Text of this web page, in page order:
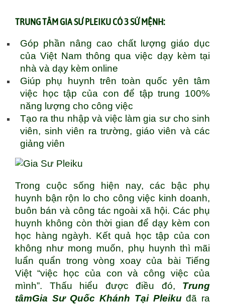
TRUNG TÂMGIA SƯ PLEIKUCÓ 3 SỨ MỆNH:
Góp phần nâng cao chất lượng giáo dục
của Việt Nam thông qua việc dạy kèm tại
nhà và dạy kèm online
Giúp phụ huynh trên toàn quốc yên tâm
việc học tập của con để tập trung 100%
năng lượng cho công việc
Tạo ra thu nhập và việc làm gia sư cho sinh
viên, sinh viên ra trường, giáo viên và các
giảng viên
Trong cuộc sống hiện nay, các bậc phụ
huynh bận rộn lo cho công việc kinh doanh,
buôn bán và công tác ngoài xã hội. Các phụ
huynh không còn thời gian để dạy kèm con
học hàng ngàyh. Kết quả học tập của con
không như mong muốn, phụ huynh thì mãi
luẩn quẩn trong vòng xoay của bài Tiếng
Việt “việc học của con và công việc của
mình”. Thấu hiểu được điều đó, Trung
tâmGia Sư Quốc Khánh Tại Pleikuđã ra